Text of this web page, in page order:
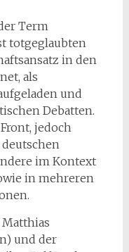
Term
totgeglaubten
in den
als
und
Debatten.
jedoch
im Kontext
in mehreren
und der